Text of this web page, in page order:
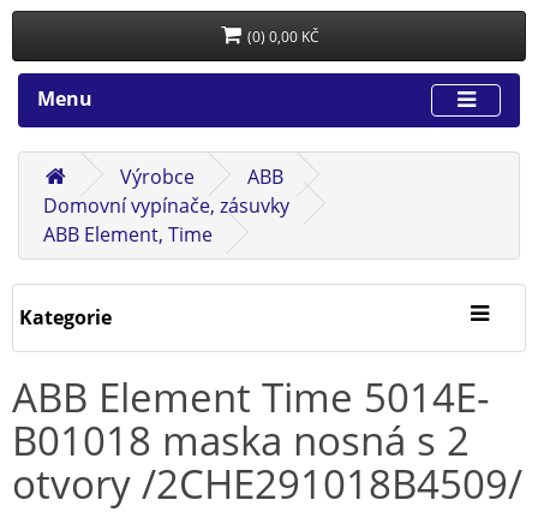
(0) 0,00 KČ
Menu
Výrobce
ABB
Domovní vypínače, zásuvky
ABB Element, Time
Kategorie
ABB Element Time 5014E-
B01018 maska nosná s 2
otvory /2CHE291018B4509/